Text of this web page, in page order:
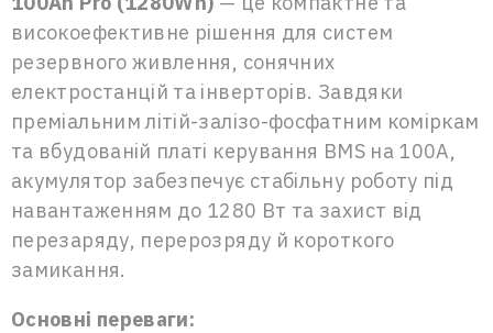
високоефективне рішення для систем
резервного живлення, сонячних
електростанцій та інверторів. Завдяки
преміальним літій-залізо-фосфатним коміркам
та вбудованій платі керування BMS на 100A,
акумулятор забезпечує стабільну роботу під
навантаженням до 1280 Вт та захист від
перезаряду, перерозряду й короткого
замикання.
Основні переваги: